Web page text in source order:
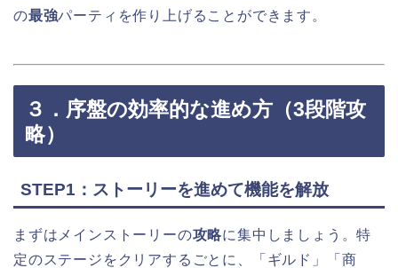
の最強パーティを作り上げることができます。
３．序盤の効率的な進め方（3段階攻
略）
STEP1：ストーリーを進めて機能を解放
まずはメインストーリーの攻略に集中しましょう。特
定のステージをクリアするごとに、「ギルド」「商